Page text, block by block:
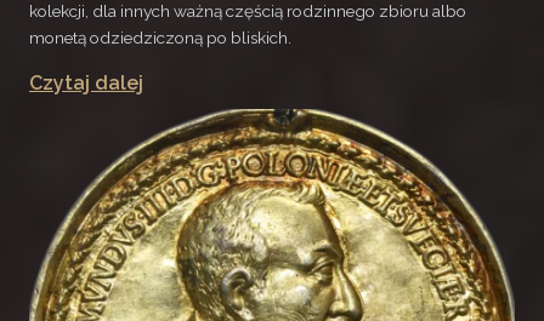
kolekcji, dla innych ważną częścią rodzinnego zbioru albo
monetą odziedziczoną po bliskich.
Czytaj dalej